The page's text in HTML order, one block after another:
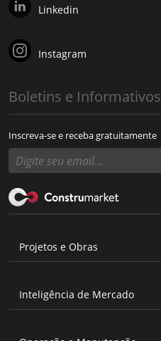
Linkedin
Instagram
Boletins e Informativos
Inscreva-se e receba gratuitamente
Projetos e Obras
Inteligência de Mercado